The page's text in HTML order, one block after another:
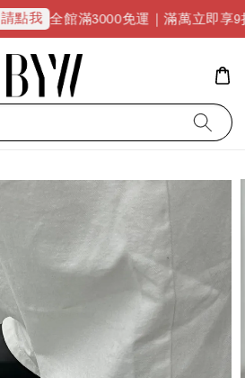
全館滿3000免運｜滿萬立即享9折優惠